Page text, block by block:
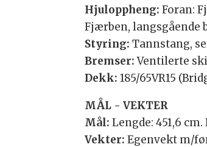
Hjuloppheng:Foran:
Fjærben, langsgående
Styring: Tannstang,
Bremser:Ventilerte
Dekk:185/65VR15
MÅL - VEKTER
Mål: Lengde: 451,6 cm.
Vekter:Egenvekt m/